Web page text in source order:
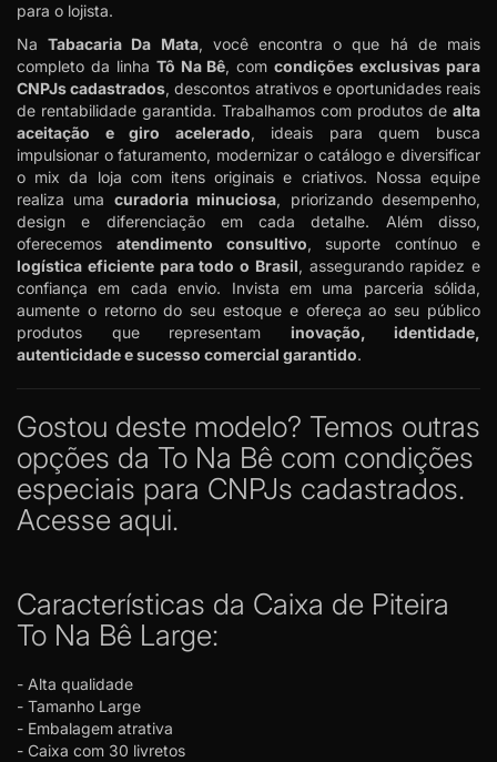
para o lojista.
NaTabacaria Da Mata, você encontra o que há de mais
completo da linha Tô Na Bê, comcondições exclusivas para
CNPJs cadastrados, descontos atrativos e oportunidades reais
de rentabilidade garantida. Trabalhamos com produtos de alta
aceitação e giro acelerado, ideais para quem busca
impulsionar o faturamento, modernizar o catálogo e diversificar
o mix da loja com itens originais e criativos. Nossa equipe
realiza uma curadoria minuciosa, priorizando desempenho,
design e diferenciação em cada detalhe. Além disso,
oferecemos atendimento consultivo, suporte contínuo e
logística eficiente para todo o Brasil, assegurando rapidez e
confiança em cada envio. Invista em uma parceria sólida,
aumente o retorno do seu estoque e ofereça ao seu público
produtos que representam inovação, identidade,
autenticidade e sucesso comercial garantido.
Gostou deste modelo? Temos outras
opções da To Na Bê com condições
especiais para CNPJs cadastrados.
Acesse aqui.
Características da Caixa de Piteira
To Na Bê Large:
- Alta qualidade
- Tamanho Large
- Embalagem atrativa
- Caixa com 30 livretos